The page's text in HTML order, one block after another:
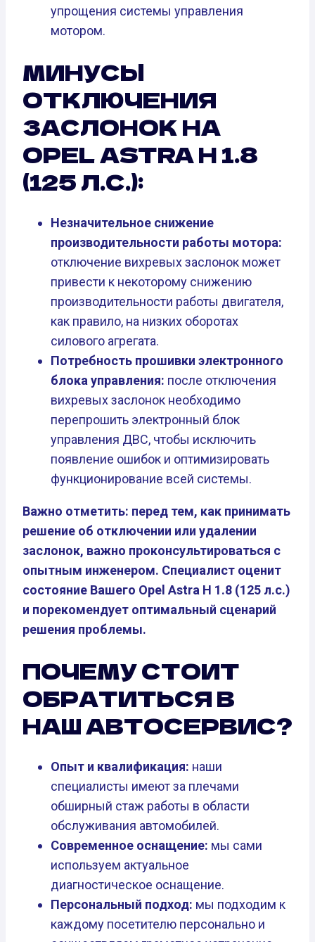
упрощения системы управления
мотором.
МИНУСЫ
ОТКЛЮЧЕНИЯ
ЗАСЛОНОК НА
OPEL ASTRA H 1.8
(125 Л.С.):
Незначительное снижение
производительности работы мотора:
отключение вихревых заслонок может
привести к некоторому снижению
производительности работы двигателя,
как правило, на низких оборотах
силового агрегата.
Потребность прошивки электронного
блока управления: после отключения
вихревых заслонок необходимо
перепрошить электронный блок
управления ДВС, чтобы исключить
появление ошибок и оптимизировать
функционирование всей системы.
Важно отметить: перед тем, как принимать
решение об отключении или удалении
заслонок, важно проконсультироваться с
опытным инженером. Специалист оценит
состояние Вашего Opel Astra H 1.8 (125 л.с.)
и порекомендует оптимальный сценарий
решения проблемы.
ПОЧЕМУ СТОИТ
ОБРАТИТЬСЯ В
НАШ АВТОСЕРВИС?
Опыт и квалификация: наши
специалисты имеют за плечами
обширный стаж работы в области
обслуживания автомобилей.
Современное оснащение: мы сами
используем актуальное
диагностическое оснащение.
Персональный подход: мы подходим к
каждому посетителю персонально и